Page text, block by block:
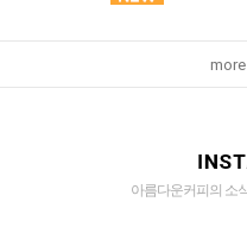
more
아름다운커피의 소